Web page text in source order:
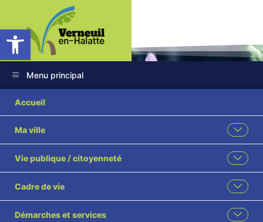
Ouvrir la barre d’outils
Menu principal
Accueil
Ma ville
Vie publique / citoyenneté
Cadre de vie
Démarches et services
Retour en
images sur le repas
des ainés